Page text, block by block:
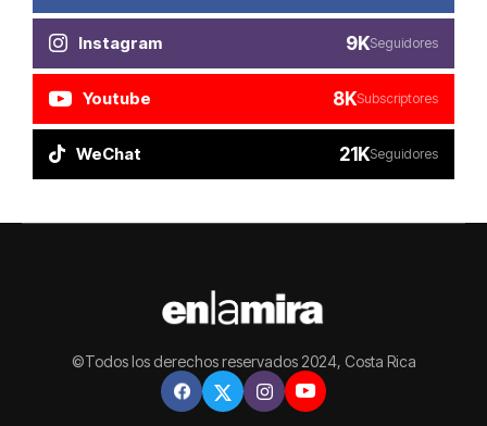
Instagram 9KSeguidores
Youtube 8KSubscriptores
WeChat 21KSeguidores
©Todos los derechos reservados 2024, Costa Rica